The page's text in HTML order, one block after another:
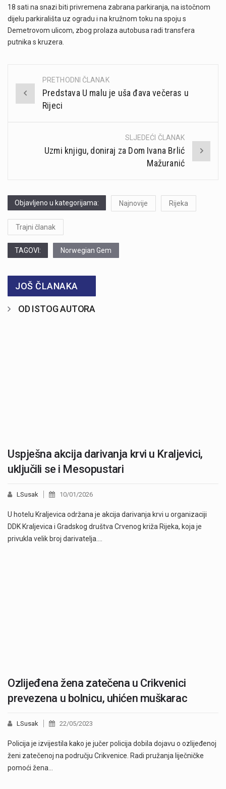
18 sati na snazi biti privremena zabrana parkiranja, na istočnom
dijelu parkirališta uz ogradu i na kružnom toku na spoju s
Demetrovom ulicom, zbog prolaza autobusa radi transfera
putnika s kruzera.
Post
navigation
PRETHODNI ČLANAK
Predstava U malu je uša đava večeras u
Rijeci
SLJEDEĆI ČLANAK
Uzmi knjigu, doniraj za Dom Ivana Brlić
Mažuranić
Objavljeno u kategorijama: Najnovije Rijeka
Trajni članak
TAGOVI: Norwegian Gem
JOŠ ČLANAKA
OD ISTOG AUTORA
Uspješna akcija darivanja krvi u Kraljevici,
uključili se i Mesopustari
LSusak 10/01/2026
U hotelu Kraljevica održana je akcija darivanja krvi u organizaciji
DDK Kraljevica i Gradskog društva Crvenog križa Rijeka, koja je
privukla velik broj darivatelja.…
Ozlijeđena žena zatečena u Crikvenici
prevezena u bolnicu, uhićen muškarac
LSusak 22/05/2023
Policija je izvijestila kako je jučer policija dobila dojavu o ozlijeđenoj
ženi zatečenoj na području Crikvenice. Radi pružanja liječničke
pomoći žena…